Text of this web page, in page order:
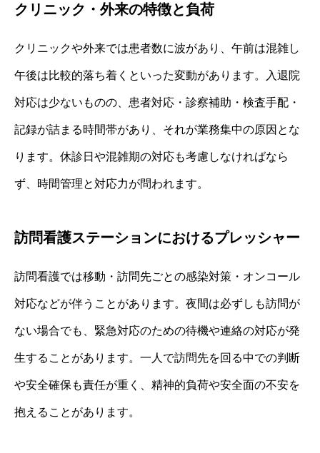
クリニック・外来の特徴と負荷
クリニックや外来では患者数に波があり、午前は混雑し
午後は比較的落ち着くといった変動があります。入退院
対応は少ないものの、患者対応・診察補助・検査手配・
記録が詰まる時間帯があり、それが業務集中の原因とな
ります。休診日や混雑期の対応も考慮しなければなら
ず、時間管理と対応力が問われます。
訪問看護ステーションにおけるプレッシャー
訪問看護では移動・訪問先ごとの感染対策・オンコール
対応などが伴うことがあります。夜間は必ずしも訪問が
ない場合でも、緊急対応のための待機や連絡の対応が発
生することがあります。一人で訪問先を回る中での判断
や安全確保も責任が重く、精神的負荷や安全面の不安を
抱えることがあります。